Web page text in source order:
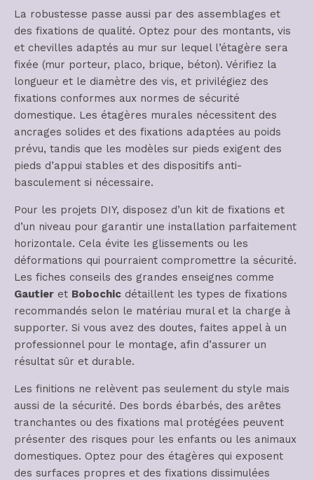
La robustesse passe aussi par des assemblages et
des fixations de qualité. Optez pour des montants, vis
et chevilles adaptés au mur sur lequel l’étagère sera
fixée (mur porteur, placo, brique, béton). Vérifiez la
longueur et le diamètre des vis, et privilégiez des
fixations conformes aux normes de sécurité
domestique. Les étagères murales nécessitent des
ancrages solides et des fixations adaptées au poids
prévu, tandis que les modèles sur pieds exigent des
pieds d’appui stables et des dispositifs anti-
basculement si nécessaire.
Pour les projets DIY, disposez d’un kit de fixations et
d’un niveau pour garantir une installation parfaitement
horizontale. Cela évite les glissements ou les
déformations qui pourraient compromettre la sécurité.
Les fiches conseils des grandes enseignes comme
Gautier et Bobochic détaillent les types de fixations
recommandés selon le matériau mural et la charge à
supporter. Si vous avez des doutes, faites appel à un
professionnel pour le montage, afin d’assurer un
résultat sûr et durable.
Les finitions ne relèvent pas seulement du style mais
aussi de la sécurité. Des bords ébarbés, des arêtes
tranchantes ou des fixations mal protégées peuvent
présenter des risques pour les enfants ou les animaux
domestiques. Optez pour des étagères qui exposent
des surfaces propres et des fixations dissimulées